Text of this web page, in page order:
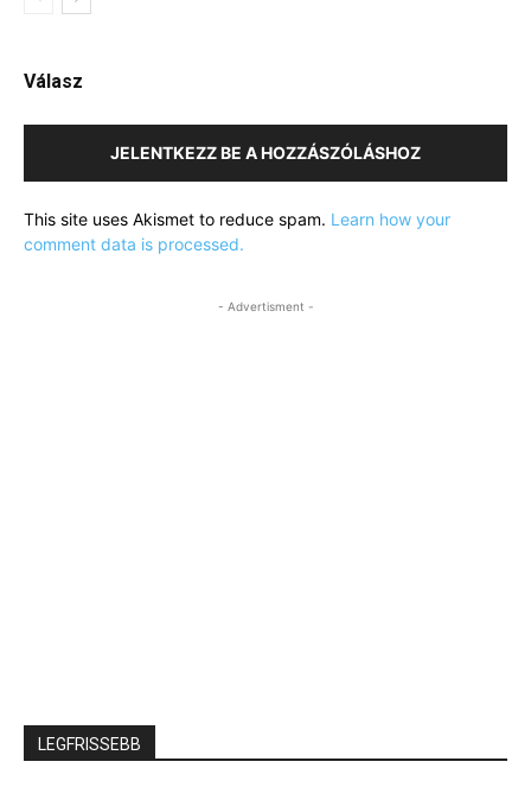
Válasz
JELENTKEZZ BE A HOZZÁSZÓLÁSHOZ
This site uses Akismet to reduce spam. Learn how your
comment data is processed.
- Advertisment -
LEGFRISSEBB